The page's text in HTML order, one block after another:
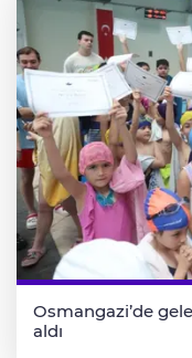
Osmangazi’de
aldı